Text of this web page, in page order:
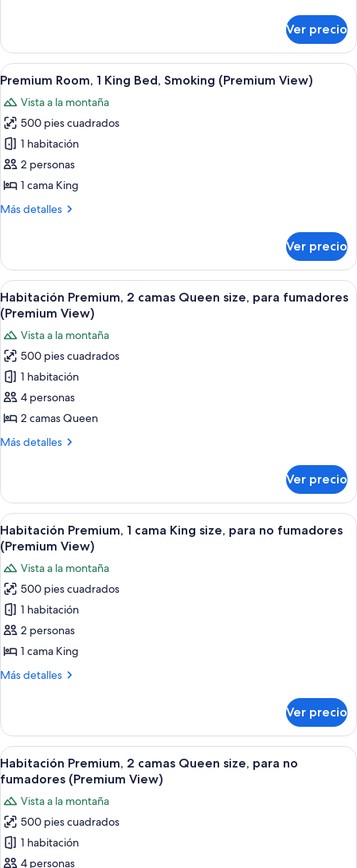
King
size,
para
no
fumadores
Premium,
cama
size,
para
no
fumadores
Ver precio
Abrir
todas
las
fotos
de
Premium
Room,
King
(Premium
View)
Habitación de hotel con una cama
7
Premium Room, 1 King Bed, Smoking (Premium View)
Vista a la montaña
500 pies cuadrados
1 habitación
2 personas
1 cama King
Más detalles
Más
Room,
King
Bed,
Smoking
(Premium
View)
Ver precio
Abrir
todas
las
fotos
de
Habitación
Premium,
2
camas
para
fumadores
(Premium
View)
Habitación de hotel con dos camas,
7
Habitación Premium, 2 camas Queen size, para fumadores
(Premium View)
Vista a la montaña
500 pies cuadrados
1 habitación
4 personas
2 camas Queen
Más detalles
Más
Premium,
camas
Queen
size,
para
fumadores
(Premium
View)
Ver precio
Abrir
todas
las
fotos
de
Habitación
Premium,
1
cama
para
no
fumadores
(Premium
View)
Habitación de hotel con una cama
7
Habitación Premium, 1 cama King size, para no fumadores
(Premium View)
Vista a la montaña
500 pies cuadrados
1 habitación
2 personas
1 cama King
Más detalles
Más
Premium,
cama
King
para
no
fumadores
(Premium
View)
Ver precio
Abrir
todas
fotos
de
Habitación
Habitación de hotel con dos camas,
7
Habitación Premium, 2 camas Queen size, para no
fumadores (Premium View)
Vista a la montaña
500 pies cuadrados
1 habitación
4 personas